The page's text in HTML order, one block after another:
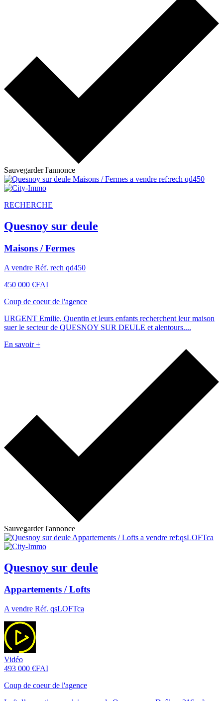
Sauvegarder l'annonce
RECHERCHE
Quesnoy sur deule
Maisons / Fermes
A vendre Réf. rech qd450
450 000 €FAI
Coup de coeur de l'agence
URGENT Emilie, Quentin et leurs enfants recherchent leur maison
suer le secteur de QUESNOY SUR DEULE et alentours....
En savoir +
Sauvegarder l'annonce
Quesnoy sur deule
Appartements / Lofts
A vendre Réf. qsLOFTca
Vidéo
493 000 €FAI
Coup de coeur de l'agence